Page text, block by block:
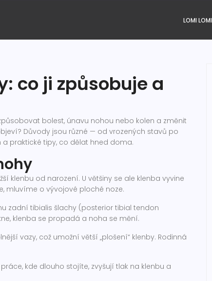
LOMI LOMI
co ji způsobuje a
bolest, únavu nohou nebo kolen a změnit
Důvody jsou různé — od vrozených stavů po
praktické tipy, co dělat hned doma.
klenbu od narození. U většiny se ale klenba vyvine
mluvíme o vývojové ploché noze.
zadní tibialis šlachy (posterior tibial tendon
klenba se propadá a noha se mění.
vazy, což umožní větší „plošení“ klenby. Rodinná
kde dlouho stojíte, zvyšují tlak na klenbu a